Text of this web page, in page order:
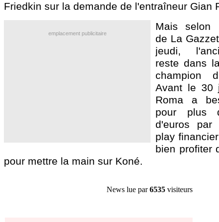
Friedkin sur la demande de l'entraîneur Gian
emplacement publicitaire
Mais selon
de La
jeudi,
reste dans
champion
Avant le 30
Roma a
pour plus
d'euros par
play
bien profiter
pour mettre la main sur Koné.
News lue par6535 visiteurs